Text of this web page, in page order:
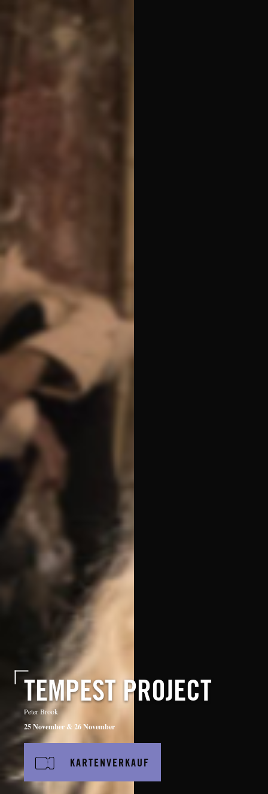
TEMPEST PROJECT
Peter Brook
25 November & 26 November
KARTENVERKAUF